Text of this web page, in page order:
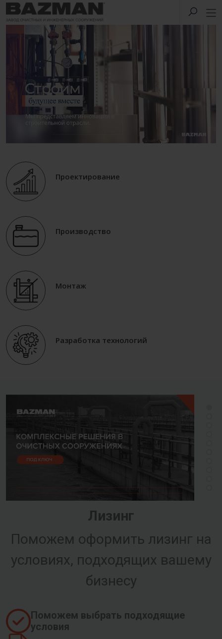
Проектирование
Производство
Монтаж
Разработка технологий
Лизинг
Поможем оформить лизинг на
условиях, подходящих вашему
бизнесу
Поможем выбрать подходящие
условия